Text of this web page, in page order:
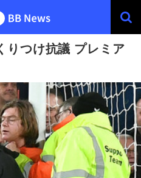
りつけ抗議 プレミア